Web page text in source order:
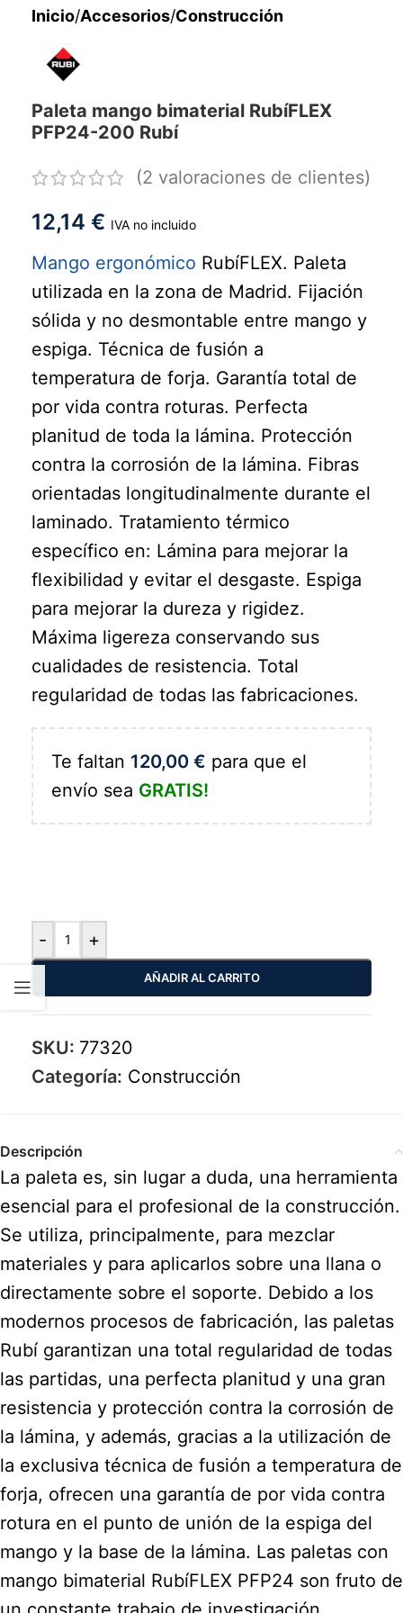
Inicio/Accesorios/Construcción
Paleta mango bimaterial RubíFLEX
PFP24-200 Rubí
(2 valoraciones de clientes)
12,14 € IVA no incluido
Mango ergonómico RubíFLEX. Paleta
utilizada en la zona de Madrid. Fijación
sólida y no desmontable entre mango y
espiga. Técnica de fusión a
temperatura de forja. Garantía total de
por vida contra roturas. Perfecta
planitud de toda la lámina. Protección
contra la corrosión de la lámina. Fibras
orientadas longitudinalmente durante el
laminado. Tratamiento térmico
específico en: Lámina para mejorar la
flexibilidad y evitar el desgaste. Espiga
para mejorar la dureza y rigidez.
Máxima ligereza conservando sus
cualidades de resistencia. Total
regularidad de todas las fabricaciones.
Te faltan 120,00 € para que el
envío sea GRATIS!
- +
AÑADIR AL CARRITO
SKU: 77320
Categoría: Construcción
Descripción
La paleta es, sin lugar a duda, una herramienta
esencial para el profesional de la construcción.
Se utiliza, principalmente, para mezclar
materiales y para aplicarlos sobre una llana o
directamente sobre el soporte. Debido a los
modernos procesos de fabricación, las paletas
Rubí garantizan una total regularidad de todas
las partidas, una perfecta planitud y una gran
resistencia y protección contra la corrosión de
la lámina, y además, gracias a la utilización de
la exclusiva técnica de fusión a temperatura de
forja, ofrecen una garantía de por vida contra
rotura en el punto de unión de la espiga del
mango y la base de la lámina. Las paletas con
mango bimaterial RubíFLEX PFP24 son fruto de